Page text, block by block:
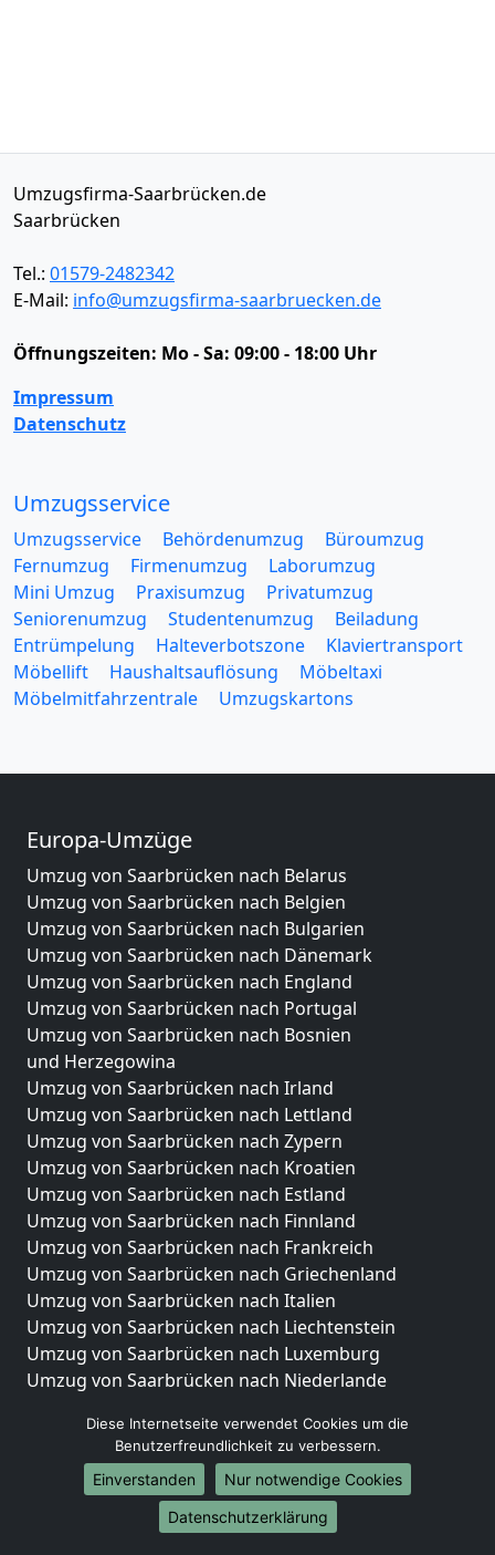
Umzugsfirma-Saarbrücken.de
Saarbrücken
Tel.: 01579-2482342
E-Mail: info@umzugsfirma-saarbruecken.de
Öffnungszeiten: Mo - Sa: 09:00 - 18:00 Uhr
Impressum
Datenschutz
Umzugsservice
Umzugsservice Behördenumzug
Büroumzug
Fernumzug
Firmenumzug
Laborumzug
Mini Umzug
Praxisumzug
Privatumzug
Seniorenumzug
Studentenumzug
Beiladung
Entrümpelung
Halteverbotszone
Klaviertransport
Möbellift
Haushaltsauflösung
Möbeltaxi
Möbelmitfahrzentrale
Umzugskartons
Europa-Umzüge
Umzug von Saarbrücken nach Belarus
Umzug von Saarbrücken nach Belgien
Umzug von Saarbrücken nach Bulgarien
Umzug von Saarbrücken nach Dänemark
Umzug von Saarbrücken nach England
Umzug von Saarbrücken nach Portugal
Umzug von Saarbrücken nach Bosnien
und Herzegowina
Umzug von Saarbrücken nach Irland
Umzug von Saarbrücken nach Lettland
Umzug von Saarbrücken nach Zypern
Umzug von Saarbrücken nach Kroatien
Umzug von Saarbrücken nach Estland
Umzug von Saarbrücken nach Finnland
Umzug von Saarbrücken nach Frankreich
Umzug von Saarbrücken nach Griechenland
Umzug von Saarbrücken nach Italien
Umzug von Saarbrücken nach Liechtenstein
Umzug von Saarbrücken nach Luxemburg
Umzug von Saarbrücken nach Niederlande
Umzüge-Deutschlandweit
Umzug von Saarbrücken nach Berlin
Umzug von Saarbrücken nach Hamburg
Umzug von Saarbrücken nach München
Diese Internetseite verwendet Cookies um die
Benutzerfreundlichkeit zu verbessern.
Einverstanden
Nur notwendige Cookies
Datenschutzerklärung